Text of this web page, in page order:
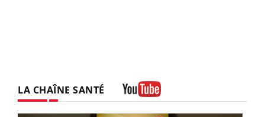
LA CHAÎNE SANTÉ